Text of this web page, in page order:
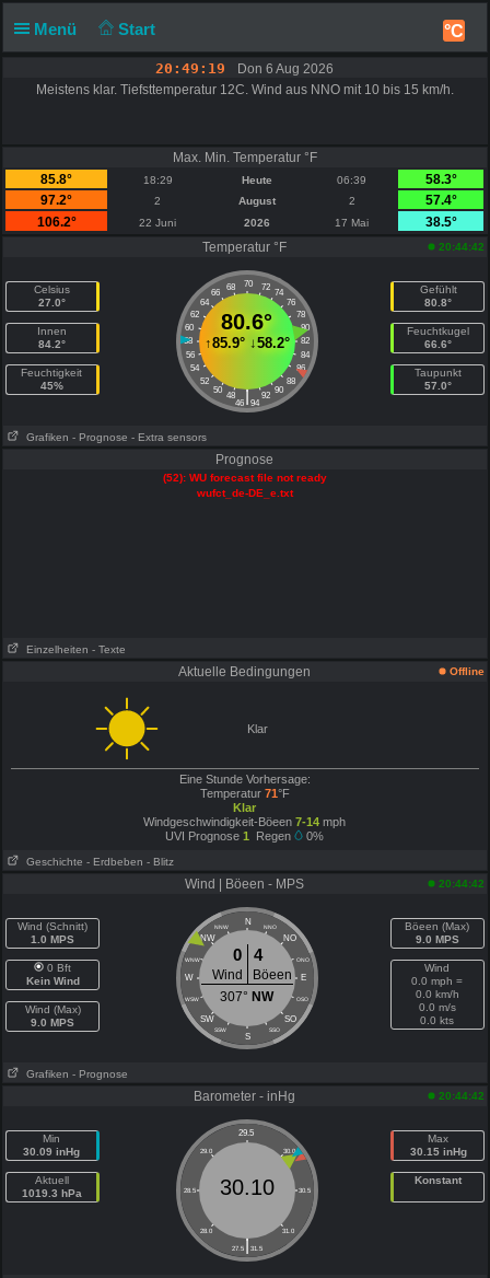
Menü Start °C
20:49:19
Don 6 Aug 2026
Meistens klar. Tiefsttemperatur 12C. Wind aus NNO mit 10 bis 15 km/h.
Max. Min. Temperatur °F
85.8°
18:29 Heute 06:39
58.3°
97.2°
2 August 2
57.4°
106.2°
22 Juni 2026 17 Mai
38.5°
Temperatur °F
20:44:42
Celsius
27.0°
Innen
84.2°
Feuchtigkeit
45%
70
68 72
66
74
64
76
62
78
60
80
58
82
56
84
54
86
52
88
50
90
48 92
|
46 94
80.6°
↑85.9°↓58.2°
Gefühlt
80.8°
Feuchtkugel
66.6°
Taupunkt
57.0°
Grafiken - Prognose - Extra sensors
Prognose
(52): WU forecast file not ready
wufct_de-DE_e.txt
Einzelheiten - Texte
Aktuelle Bedingungen Offline
Klar
Eine Stunde Vorhersage:
Temperatur 71°F
Klar
Windgeschwindigkeit-Böeen 7-14 mph
UVI Prognose1 Regen 0%
Geschichte - Erdbeben - Blitz
Wind | Böeen - MPS 20:44:42
Wind (Schnitt)
1.0 MPS
0 Bft
Kein Wind
Wind (Max)
9.0 MPS
N
NNW NNO
NW NO
WNW ONO
W E
WSW OSO
SW SO
SSW SSO
S
0 4
Wind
Böeen
307° NW
Böeen (Max)
9.0 MPS
Wind
0.0 mph =
0.0 km/h
0.0 m/s
0.0 kts
Grafiken - Prognose
Barometer - inHg 20:44:42
Min
30.09 inHg
Aktuell
1019.3 hPa
29.5
29.0 30.0
28.5 30.5
28.0 31.0
|
27.5 31.5
30.10
Max
30.15 inHg
Konstant